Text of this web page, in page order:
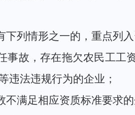
列情形之一的， 重点列 入
事故，存在拖欠农民工工
违法违规行为的企业 ；
不满足相应资质标准要求